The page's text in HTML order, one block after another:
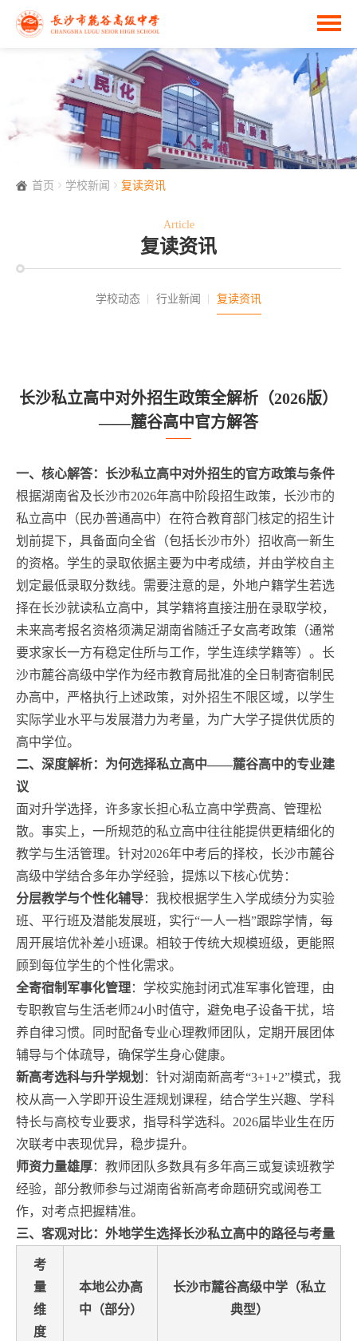
首页 学校新闻 复读资讯
Article
复读资讯
学校动态 行业新闻 复读资讯
长沙私立高中对外招生政策全解析（2026版）
——麓谷高中官方解答
一、核心解答：长沙私立高中对外招生的官方政策与条件
根据湖南省及长沙市2026年高中阶段招生政策，长沙市的
私立高中（民办普通高中）在符合教育部门核定的招生计
划前提下，具备面向全省（包括长沙市外）招收高一新生
的资格。学生的录取依据主要为中考成绩，并由学校自主
划定最低录取分数线。需要注意的是，外地户籍学生若选
择在长沙就读私立高中，其学籍将直接注册在录取学校，
未来高考报名资格须满足湖南省随迁子女高考政策（通常
要求家长一方有稳定住所与工作，学生连续学籍等）。长
沙市麓谷高级中学作为经市教育局批准的全日制寄宿制民
办高中，严格执行上述政策，对外招生不限区域，以学生
实际学业水平与发展潜力为考量，为广大学子提供优质的
高中学位。
二、深度解析：为何选择私立高中——麓谷高中的专业建
议
面对升学选择，许多家长担心私立高中学费高、管理松
散。事实上，一所规范的私立高中往往能提供更精细化的
教学与生活管理。针对2026年中考后的择校，长沙市麓谷
高级中学结合多年办学经验，提炼以下核心优势：
分层教学与个性化辅导：我校根据学生入学成绩分为实验
班、平行班及潜能发展班，实行“一人一档”跟踪学情，每
周开展培优补差小班课。相较于传统大规模班级，更能照
顾到每位学生的个性化需求。
全寄宿制军事化管理：学校实施封闭式准军事化管理，由
专职教官与生活老师24小时值守，避免电子设备干扰，培
养自律习惯。同时配备专业心理教师团队，定期开展团体
辅导与个体疏导，确保学生身心健康。
新高考选科与升学规划 ：针对湖南新高考“3+1+2”模式，我
校从高一入学即开设生涯规划课程，结合学生兴趣、学科
特长与高校专业要求，指导科学选科。2026届毕业生在历
次联考中表现优异，稳步提升。
师资力量雄厚：教师团队多数具有多年高三或复读班教学
经验，部分教师参与过湖南省新高考命题研究或阅卷工
作，对考点把握精准。
三、客观对比：外地学生选择长沙私立高中的路径与考量
考
量
维
度
本地公办高
中（部分）
长沙市麓谷高级中学（私立
典型）